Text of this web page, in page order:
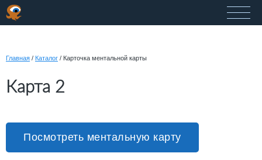
Главная / Каталог / Карточка ментальной карты
Карта 2
Посмотреть ментальную карту